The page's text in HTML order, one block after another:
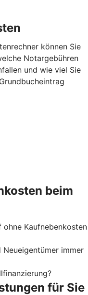
können Sie
Notargebühren
und wie viel Sie
beim
ohne Kaufnebenkosten
Neueigentümer immer
für Sie